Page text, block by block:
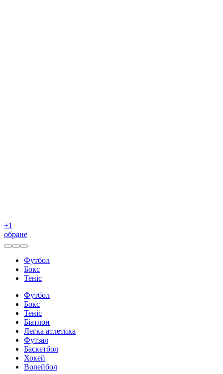
+1
обране
Футбол
Бокс
Теніс
Футбол
Бокс
Теніс
Біатлон
Легка атлетика
Футзал
Баскетбол
Хокей
Волейбол